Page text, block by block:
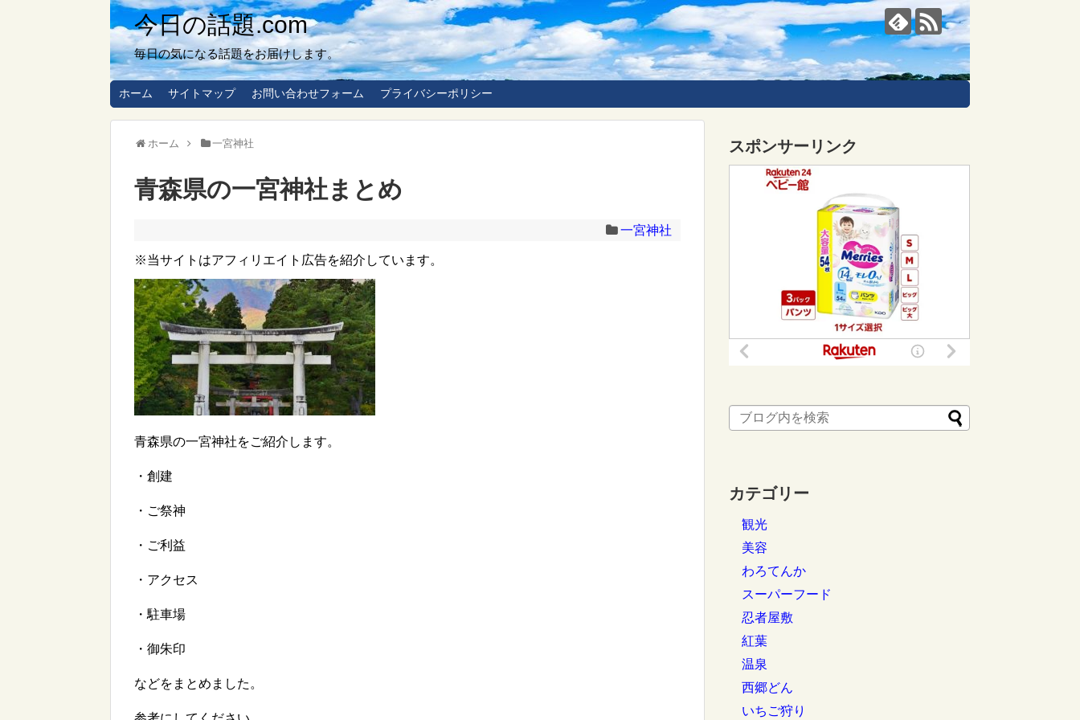
今日の話題.com
毎日の気になる話題をお届けします。
ホーム サイトマップ お問い合わせフォーム プライバシーポリシー
ホーム 一宮神社
青森県の一宮神社まとめ
一宮神社
※当サイトはアフィリエイト広告を紹介しています。
青森県の一宮神社をご紹介します。
・創建
・ご祭神
・ご利益
・アクセス
・駐車場
・御朱印
などをまとめました。
スポンサーリンク
カテゴリー
観光
美容
わろてんか
スーパーフード
忍者屋敷
紅葉
温泉
西郷どん
いちご狩り